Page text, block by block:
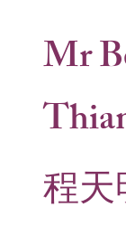
Mr
程